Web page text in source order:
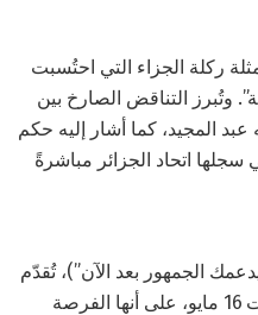
ركلة الجزاء التي احتُسبت
وتُبرز التناقض الصارخ بين
المجيد، كما أشار إليه حكم
سجلها اتحاد الجزائر مباشرةً
الجمهور بعد الآن”)، تُقدّم
مباراة الإياب من النهائي يوم السبت 16 مايو، على أنها الفرصة